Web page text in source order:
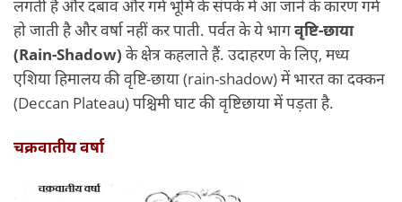
लगती है और दबाव और गर्म भूमि के संपर्क में आ जाने के कारण गर्म
हो जाती है और वर्षा नहीं कर पाती. पर्वत के ये भागवृष्टि-छाया
(Rain-Shadow) के क्षेत्र कहलाते हैं. उदाहरण के लिए, मध्य
एशिया हिमालय की वृष्टि-छाया (rain-shadow) में भारत का दक्कन
(Deccan Plateau) पश्चिमी घाट की वृष्टिछाया में पड़ता है.
चक्रवातीय वर्षा